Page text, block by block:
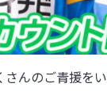
んのご青援を